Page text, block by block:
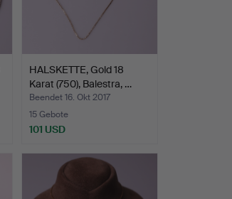
HALSKETTE, Gold 18
Karat (750), Balestra, …
Beendet 16. Okt 2017
15 Gebote
101 USD